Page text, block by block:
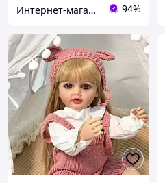
Интернет-магазин "Сміхонька" 94%